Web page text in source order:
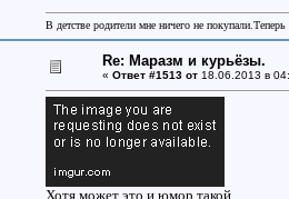
В детстве родители мне ничего не
Re: Маразм и курьёзы.
« Ответ #1513 от18.06.2013 в
Хотя может это и юмор такой.